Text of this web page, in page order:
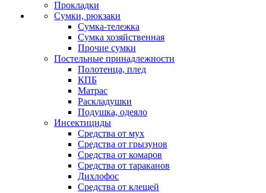
Прокладки
Сумки, рюкзаки
Сумка-тележка
Сумка хозяйственная
Прочие сумки
Постельные принадлежности
Полотенца, плед
КПБ
Матрас
Раскладушки
Подушка, одеяло
Инсектициды
Средства от мух
Средства от грызунов
Средства от комаров
Средства от тараканов
Дихлофос
Средства от клещей